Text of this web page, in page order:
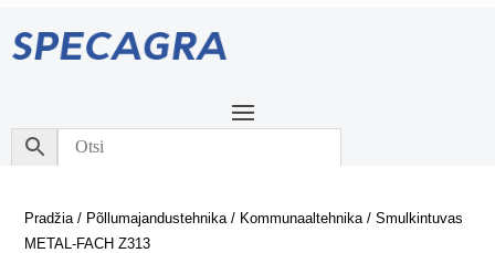
Pradžia/ Põllumajandustehnika/ Kommunaaltehnika/ Smulkintuvas
METAL-FACH Z313